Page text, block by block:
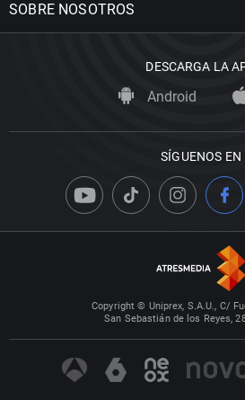
SOBRE NOSOTROS
DESCARGA LA
Android
SÍGUENOS EN
Copyright © Uniprex, S.A.U., C/
San Sebastián de los Reyes,